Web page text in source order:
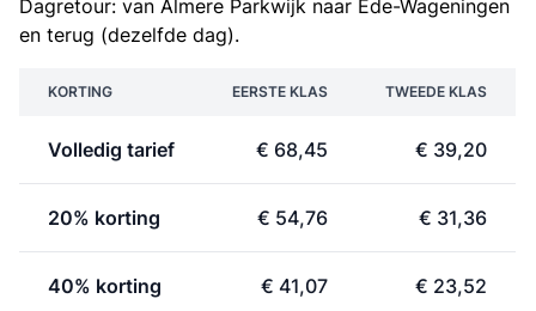
Dagretour: van Almere Parkwijk naar Ede-Wageningen
en terug (dezelfde dag).
KORTING EERSTE KLAS TWEEDE KLAS
Volledig tarief € 68,45 € 39,20
20% korting € 54,76 € 31,36
40% korting € 41,07 € 23,52